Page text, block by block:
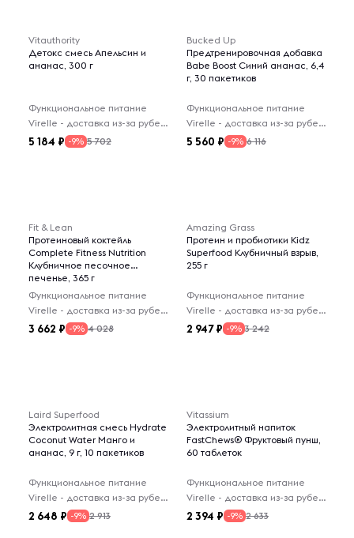
Vitauthority
Детокс смесь Апельсин и
ананас, 300 г
Функциональное питание
Virelle - доставка из-за рубежа
5 184 -9% 5 702
Bucked Up
Предтренировочная добавка
Babe Boost Синий ананас, 6,4
г, 30 пакетиков
Функциональное питание
Virelle - доставка из-за рубежа
5 560 -9% 6 116
Fit & Lean
Протеиновый коктейль
Complete Fitness Nutrition
Клубничное песочное
печенье, 365 г
Функциональное питание
Virelle - доставка из-за рубежа
3 662 -9% 4 028
Amazing Grass
Протеин и пробиотики Kidz
Superfood Клубничный взрыв,
255 г
Функциональное питание
Virelle - доставка из-за рубежа
2 947 -9% 3 242
Laird Superfood
Электролитная смесь Hydrate
Coconut Water Манго и
ананас, 9 г, 10 пакетиков
Функциональное питание
Virelle - доставка из-за рубежа
2 648 -9% 2 913
Vitassium
Электролитный напиток
FastChews® Фруктовый пунш,
60 таблеток
Функциональное питание
Virelle - доставка из-за рубежа
2 394 -9% 2 633